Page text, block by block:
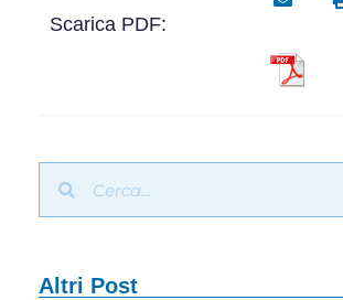
Scarica PDF:
Altri Post